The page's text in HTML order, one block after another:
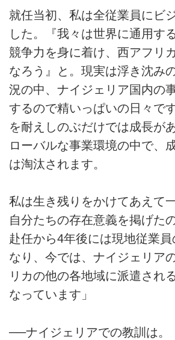
就任当初、私は全従業員にビ
した。『我々は世界に通用す
競争力を身に着け、西アフリ
なろう』と。現実は浮き沈み
況の中、ナイジェリア国内の
するので精いっぱいの日々で
を耐えしのぶだけでは成長が
ローバルな事業環境の中で、
は淘汰されます。
私は生き残りをかけてあえて
自分たちの存在意義を掲げた
赴任から4年後には現地従業員
なり、今では、ナイジェリア
リカの他の各地域に派遣され
なっています」
──ナイジェリアでの教訓は。